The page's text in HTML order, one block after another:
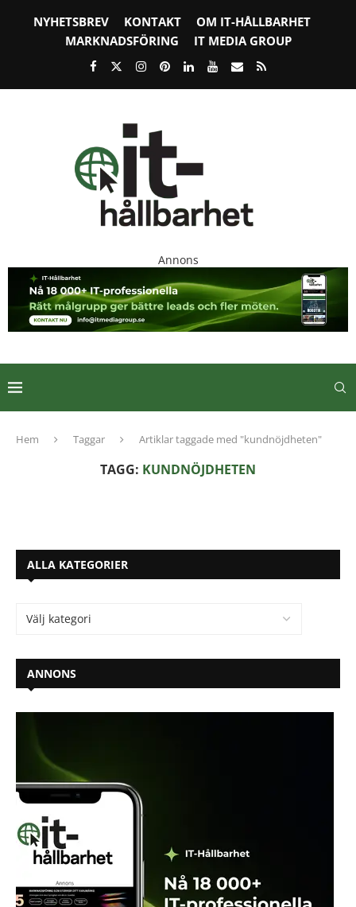
NYHETSBREV KONTAKT
OM IT-HÅLLBARHET
MARKNADSFÖRING
IT MEDIA GROUP
Annons
Hem Taggar Artiklar taggade med "kundnöjdheten"
TAGG: KUNDNÖJDHETEN
ALLA KATEGORIER
ANNONS